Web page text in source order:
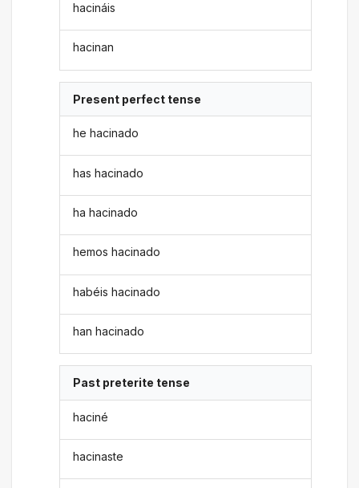
hacináis
hacinan
Present perfect tense
he hacinado
has hacinado
ha hacinado
hemos hacinado
habéis hacinado
han hacinado
Past preterite tense
haciné
hacinaste